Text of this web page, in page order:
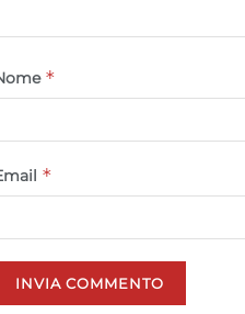
*
*